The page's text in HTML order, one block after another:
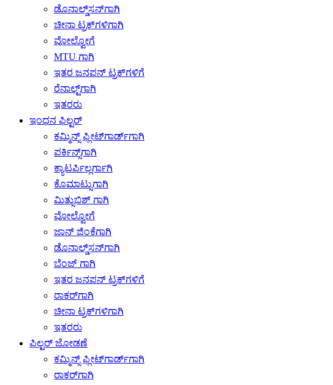
ಡೊನಾಲ್ಡ್‌ಸನ್‌ಗಾಗಿ
ಚೀನಾ ಟ್ರಕ್‌ಗಳಿಗಾಗಿ
ವೋಲ್ವೋಗೆ
MTU ಗಾಗಿ
ಇತರ ಜನಪನ್ ಟ್ರಕ್‌ಗಳಿಗೆ
ರೆನಾಲ್ಟ್‌ಗಾಗಿ
ಇತರರು
ಇಂಧನ ಫಿಲ್ಟರ್
ಕಮ್ಮಿನ್ಸ್ ಫ್ಲೀಟ್‌ಗಾರ್ಡ್‌ಗಾಗಿ
ಪರ್ಕಿನ್ಸ್‌ಗಾಗಿ
ಕ್ಯಾಟರ್ಪಿಲ್ಲರ್ಗಾಗಿ
ಕೊಮಾಟ್ಸುಗಾಗಿ
ಮಿತ್ಸುಬಿಶ್ ಗಾಗಿ
ವೋಲ್ವೋಗೆ
ಜಾನ್ ಜಿಂಕೆಗಾಗಿ
ಡೊನಾಲ್ಡ್‌ಸನ್‌ಗಾಗಿ
ಬೆಂಜ್ ಗಾಗಿ
ಇತರ ಜನಪನ್ ಟ್ರಕ್‌ಗಳಿಗೆ
ರಾಕರ್‌ಗಾಗಿ
ಚೀನಾ ಟ್ರಕ್‌ಗಳಿಗಾಗಿ
ಇತರರು
ಫಿಲ್ಟರ್ ಜೋಡಣೆ
ಕಮ್ಮಿನ್ಸ್ ಫ್ಲೀಟ್‌ಗಾರ್ಡ್‌ಗಾಗಿ
ರಾಕರ್‌ಗಾಗಿ